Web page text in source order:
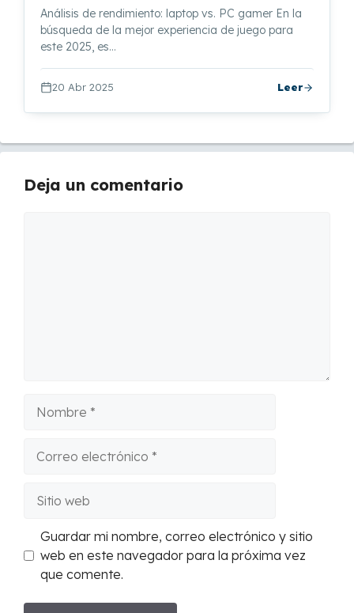
Análisis de rendimiento: laptop vs. PC gamer En la
búsqueda de la mejor experiencia de juego para
este 2025, es…
20 Abr 2025 Leer
Deja un comentario
electrónico
web
Guardar mi nombre, correo electrónico y sitio
web en este navegador para la próxima vez
que comente.